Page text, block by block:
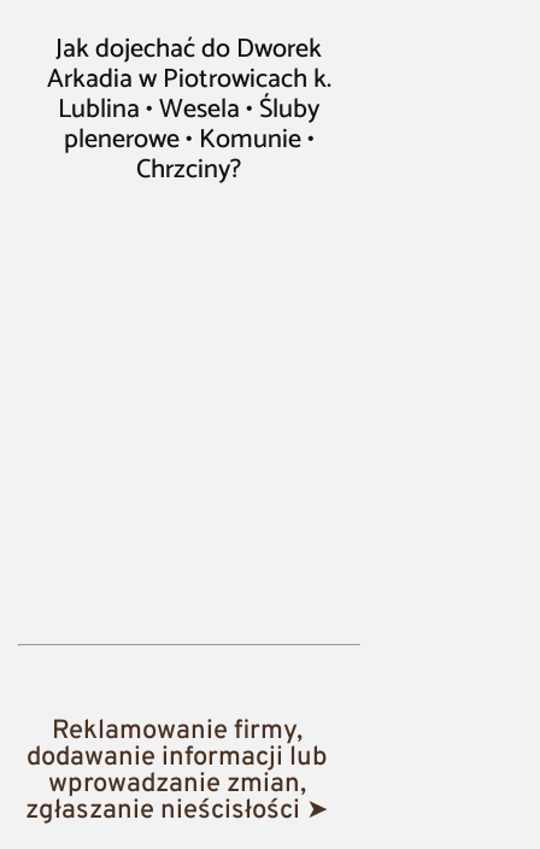
Jak dojechać do Dworek
Arkadia w Piotrowicach k.
Lublina • Wesela • Śluby
plenerowe • Komunie •
Chrzciny?
Reklamowanie firmy,
dodawanie informacji lub
wprowadzanie zmian,
zgłaszanie nieścisłości ➤